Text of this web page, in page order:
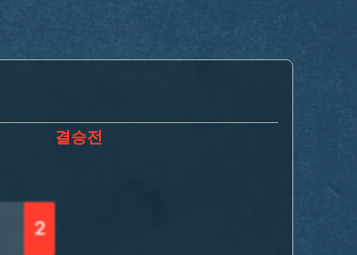
2
결승전